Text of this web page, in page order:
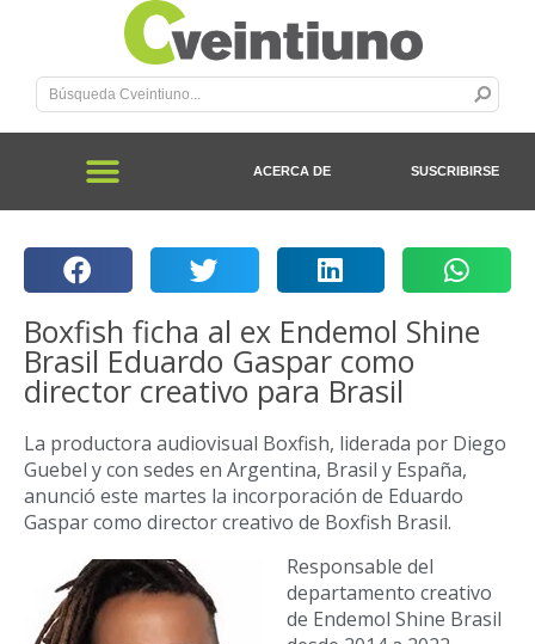
ACERCA DE SUSCRIBIRSE
Boxfish ficha al ex Endemol Shine
Brasil Eduardo Gaspar como
director creativo para Brasil
La productora audiovisual Boxfish, liderada por Diego
Guebel y con sedes en Argentina, Brasil y España,
anunció este martes la incorporación de Eduardo
Gaspar como director creativo de Boxfish Brasil.
Responsable del
departamento creativo
de Endemol Shine Brasil